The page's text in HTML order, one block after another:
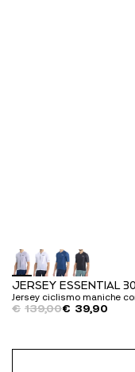
JERSEY ESSENTIAL
Jersey ciclismo maniche
€ 139,00
Il
€ 39,90
Il